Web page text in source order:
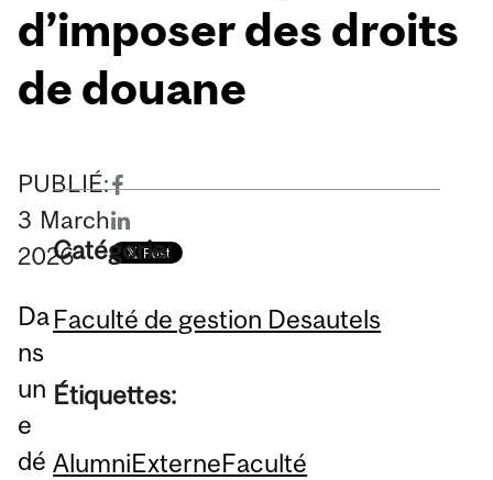
d’imposer des droits
de douane
PUBLIÉ:
3 March
2026
Da
ns
un
e
dé
Catégorie:
Faculté de gestion Desautels
Étiquettes:
AlumniExterneFaculté